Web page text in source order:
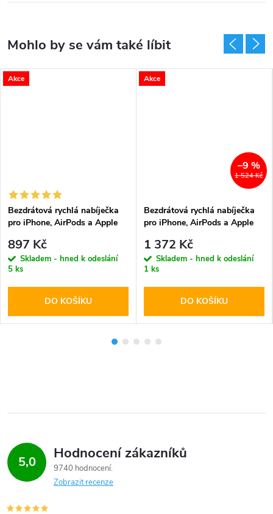
Akce
Bezdrátová rychlá nabíječka
pro iPhone, AirPods a Apple
MagSafe Wireless Charger
White
897 Kč
Skladem - hned k odeslání
5 ks
DO KOŠÍKU
Akce
1 524 Kč
–9 %
Bezdrátová rychlá nabíječka
pro iPhone, AirPods a Apple
Wireless Charger White
1 372 Kč
Skladem - hned k odeslání
1 ks
DO KOŠÍKU
5,0 Hodnocení zákazníků
9740 hodnocení
Zobrazit recenze